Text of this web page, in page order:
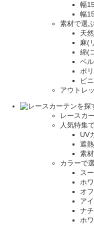
幅
幅
素材で選
天
麻(
綿(
ベ
ポ
ビ
アウトレ
レースカ
人気特集
UV
遮
素
カラーで
ス
ホ
オ
ア
ナ
ホ